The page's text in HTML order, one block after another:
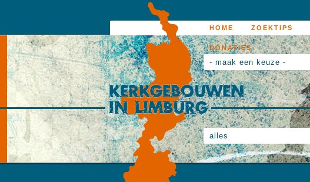
HOME ZOEKTIPS
DONATIES
- maak een keuze -
alles